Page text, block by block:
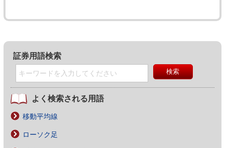
証券用語検索
よく検索される用語
移動平均線
ローソク足